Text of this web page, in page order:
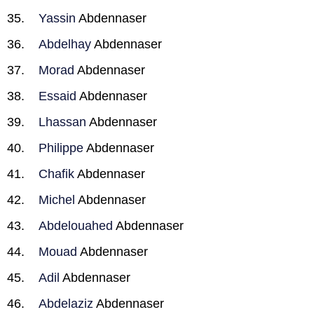
Yassin Abdennaser
Abdelhay Abdennaser
Morad Abdennaser
Essaid Abdennaser
Lhassan Abdennaser
Philippe Abdennaser
Chafik Abdennaser
Michel Abdennaser
Abdelouahed Abdennaser
Mouad Abdennaser
Adil Abdennaser
Abdelaziz Abdennaser